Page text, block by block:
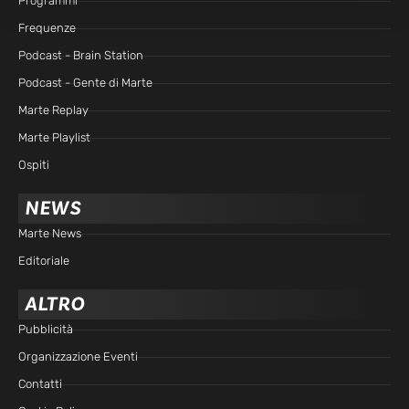
Frequenze
Podcast - Brain Station
Podcast - Gente di Marte
Marte Replay
Marte Playlist
Ospiti
NEWS
Marte News
Editoriale
ALTRO
Pubblicità
Organizzazione Eventi
Contatti